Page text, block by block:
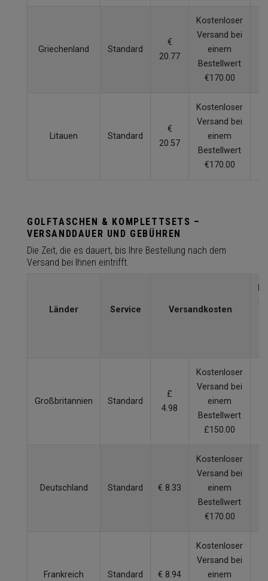
Griechenland Standard
€
20.77
Kostenloser
Versand bei
einem
Bestellwert
€170.00
Litauen Standard
€
20.57
Kostenloser
Versand bei
einem
Bestellwert
€170.00
GOLFTASCHEN & KOMPLETTSETS –
VERSANDDAUER UND GEBÜHREN
Die Zeit, die es dauert, bis Ihre Bestellung nach dem
Versand bei Ihnen eintrifft.
Länder Service Versandkosten
Großbritannien Standard
£
4.98
Kostenloser
Versand bei
einem
Bestellwert
£150.00
Deutschland Standard € 8.33
Kostenloser
Versand bei
einem
Bestellwert
€170.00
Frankreich Standard € 8.94
Kostenloser
Versand bei
einem